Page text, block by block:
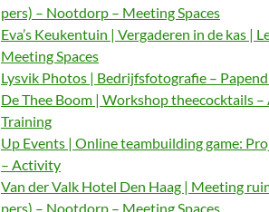
pers) – Nootdorp – Meeting Spaces
Eva’s Keukentuin | Vergaderen in de kas |
Meeting Spaces
Lysvik Photos | Bedrijfsfotografie –
De Thee Boom | Workshop theecocktails –
Training
Up Events | Online teambuilding game:
– Activity
Van der Valk Hotel Den Haag | Meeting
pers) – Nootdorp – Meeting Spaces